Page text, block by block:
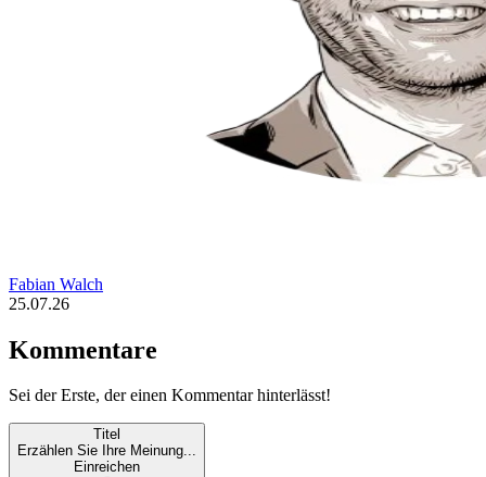
Fabian Walch
25.07.26
Kommentare
Sei der Erste, der einen Kommentar hinterlässt!
Titel
Erzählen Sie Ihre Meinung...
Einreichen